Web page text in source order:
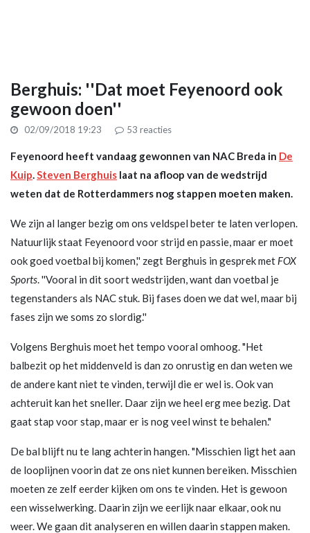
Berghuis: ''Dat moet Feyenoord ook
gewoon doen''
02/09/2018 19:23 53 reacties
Feyenoord heeft vandaag gewonnen van NAC Breda in De
Kuip.Steven Berghuis laat na afloop van de wedstrijd
weten dat de Rotterdammers nog stappen moeten maken.
We zijn al langer bezig om ons veldspel beter te laten verlopen.
Natuurlijk staat Feyenoord voor strijd en passie, maar er moet
ook goed voetbal bij komen,'' zegt Berghuis in gesprek met FOX
Sports. ''Vooral in dit soort wedstrijden, want dan voetbal je
tegenstanders als NAC stuk. Bij fases doen we dat wel, maar bij
fases zijn we soms zo slordig.''
Volgens Berghuis moet het tempo vooral omhoog. "Het
balbezit op het middenveld is dan zo onrustig en dan weten we
de andere kant niet te vinden, terwijl die er wel is. Ook van
achteruit kan het sneller. Daar zijn we heel erg mee bezig. Dat
gaat stap voor stap, maar er is nog veel winst te behalen."
De bal blijft nu te lang achterin hangen. "Misschien ligt het aan
de looplijnen voorin dat ze ons niet kunnen bereiken. Misschien
moeten ze zelf eerder kijken om ons te vinden. Het is gewoon
een wisselwerking. Daarin zijn we eerlijk naar elkaar, ook nu
weer. We gaan dit analyseren en willen daarin stappen maken.